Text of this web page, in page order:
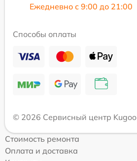
Ежедневно с 9:00 до 21:00
Способы оплаты
© 2026 Сервисный центр Kugoo
Стоимость ремонта
Оплата и доставка